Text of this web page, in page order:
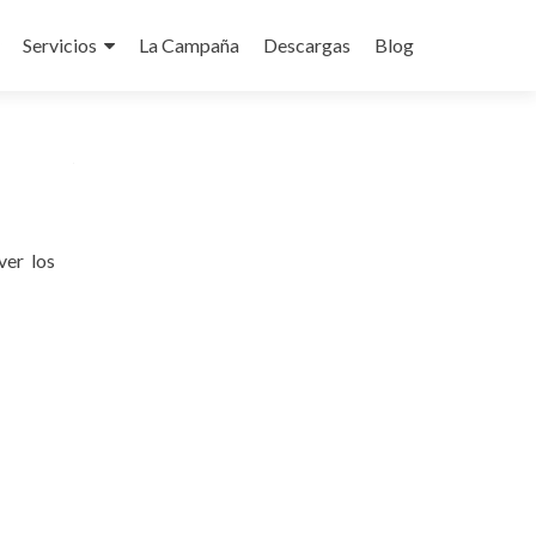
Servicios La Campaña Descargas Blog
los